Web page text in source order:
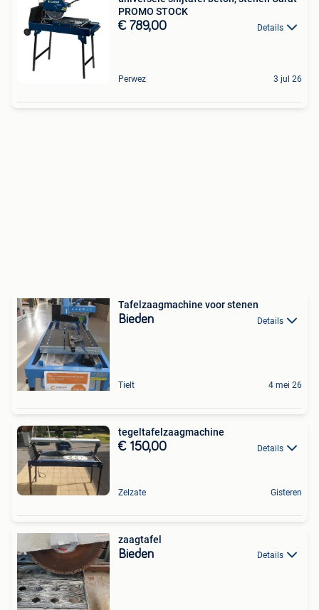
PROMO STOCK
€ 789,00 Details
Perwez 3 jul 26
Tafelzaagmachine voor stenen
Bieden Details
Tielt 4 mei 26
tegeltafelzaagmachine
€ 150,00 Details
Zelzate Gisteren
zaagtafel
Bieden Details